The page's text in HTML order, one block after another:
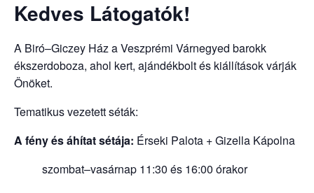
Kedves Látogatók!
A Biró–Giczey Ház a Veszprémi Várnegyed barokk
ékszerdoboza, ahol kert, ajándékbolt és kiállítások várják
Önöket.
Tematikus vezetett séták:
A fény és áhítat sétája: Érseki Palota + Gizella Kápolna
szombat–vasárnap 11:30 és 16:00 órakor